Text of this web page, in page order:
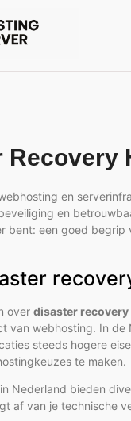
Recovery
en
en
bent: een goed
over disaster
van webhosting. In
steeds hogere
te maken.
Nederland bieden
af van je technische